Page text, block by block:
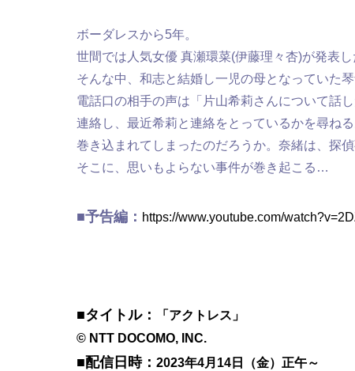
ボーダレスから5年。
世間では人気女優 真瀬環菜(伊藤理々杏)が発表
そんな中、和志と結婚し一児の母となっていた
電話口の相手の声は「片山希莉さんについて話
連絡し、最近希莉と連絡をとっているかを尋ね
巻き込まれてしまったのだろうか。奈緒は、探
そこに、思いもよらない事件が巻き起こる…
■予告編： https://www.youtube.com/
■タイトル：
「アクトレス」
© NTT DOCOMO, INC.
■配信日時： 2023年4月14日（金）正午～